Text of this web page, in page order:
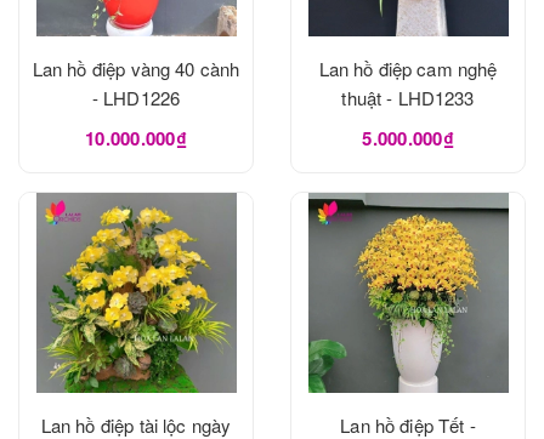
Lan hồ điệp vàng 40 cành
- LHD1226
10.000.000₫
Lan hồ điệp cam nghệ
thuật - LHD1233
5.000.000₫
Lan hồ điệp tài lộc ngày
Lan hồ điệp Tết -